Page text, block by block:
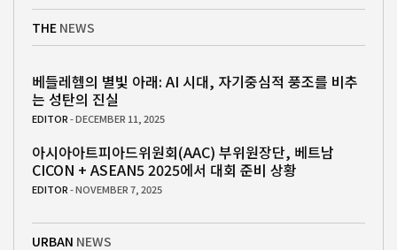
THE NEWS
베들레헴의 별빛 아래: AI 시대, 자기중심적 풍조를 비추
는 성탄의 진실
EDITOR- DECEMBER 11, 2025
아시아아트피아드위원회(AAC) 부위원장단, 베트남
CICON + ASEAN5 2025에서 대회 준비 상황
EDITOR- NOVEMBER 7, 2025
URBAN NEWS